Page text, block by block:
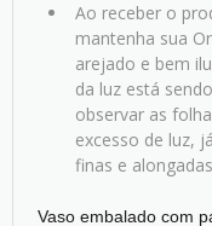
Ao receber o
mantenha sua
arejado e bem
da luz está
observar as
excesso de luz,
finas e
Vaso embalado com